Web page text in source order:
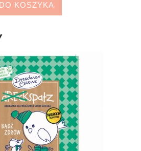
DO KOSZYKA